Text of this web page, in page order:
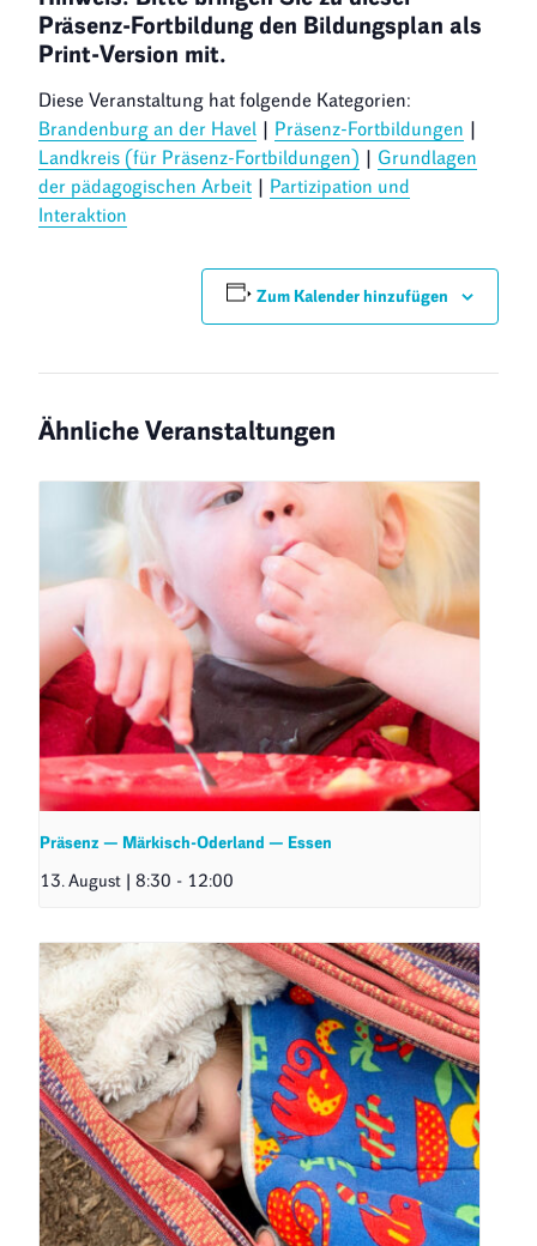
Präsenz-Fortbildung den Bildungsplan als
Print-Version mit.
Diese Veranstaltung hat folgende Kategorien:
Brandenburg an der Havel | Präsenz-Fortbildungen |
Landkreis (für Präsenz-Fortbildungen) | Grundlagen
der pädagogischen Arbeit | Partizipation und
Interaktion
Zum Kalender hinzufügen
Ähnliche Veranstaltungen
Präsenz — Märkisch-Oderland — Essen
13. August | 8:30 - 12:00